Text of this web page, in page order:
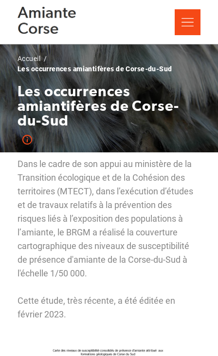
contenu
Fil
d'Ariane
Accueil
Les occurrences amiantifères de Corse-du-Sud
Les occurrences
amiantifères de Corse-
du-Sud
Dans le cadre de son appui au ministère de la
Transition écologique et de la Cohésion des
territoires (MTECT), dans l’exécution d’études
et de travaux relatifs à la prévention des
risques liés à l’exposition des populations à
l’amiante, le BRGM a réalisé la couverture
cartographique des niveaux de susceptibilité
de présence d'amiante de la Corse-du-Sud à
l'échelle 1/50 000.
Cette étude, très récente, a été éditée en
février 2023.
Panneau de gestion des cookies